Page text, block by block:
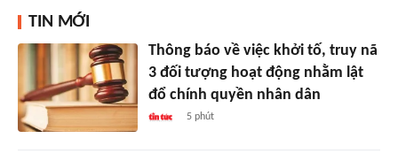
TIN MỚI
Thông báo về việc khởi tố, truy nã
3 đối tượng hoạt động nhằm lật
đổ chính quyền nhân dân
5 phút